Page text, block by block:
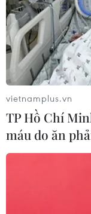
Theo dõi
TIN LIÊN
vietnamplus.vn
TP Hồ Chí
máu do ăn